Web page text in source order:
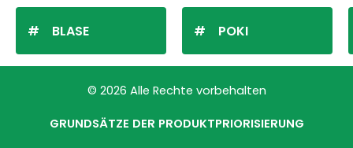
BLASE POKI
© 2026 Alle Rechte vorbehalten
GRUNDSÄTZE DER PRODUKTPRIORISIERUNG